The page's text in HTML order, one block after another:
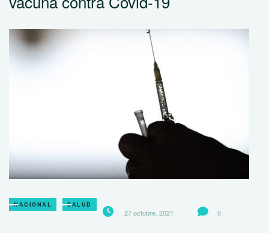
NACIONAL SALUD
27 octubre, 2021 0